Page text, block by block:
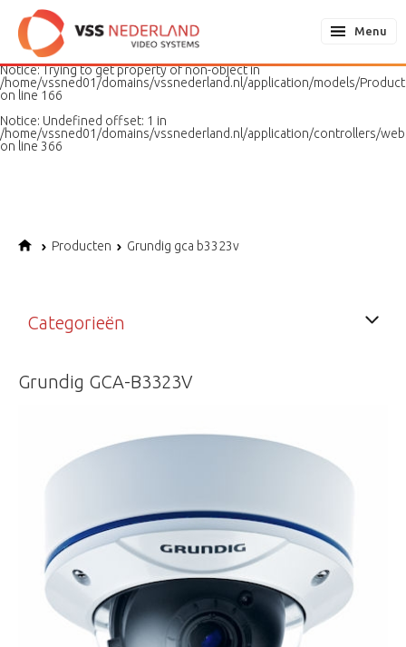
Notice: Undefined variable: page in
/home/vssned01/domains/vssnederland.nl/application/models/
on line
187
Notice: Trying to get property of non-object in
/home/vssned01/domains/vssnederland.nl/application/models/
on line 166
Notice: Undefined offset: 1 in
/home/vssned01/domains/vssnederland.nl/application/controllers/
on line 366
Menu
Producten Grundig gca b3323v
Categorieën
Grundig GCA-B3323V